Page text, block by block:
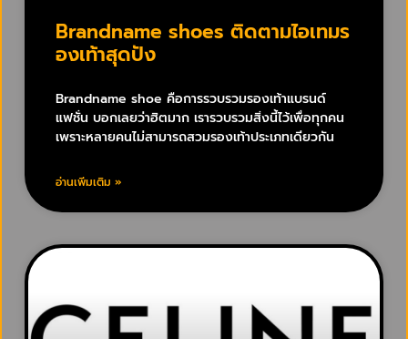
Brandname shoes ติดตามไอเทมร
องเท้าสุดปัง
Brandname shoe คือการรวบรวมรองเท้าแบรนด์
แฟชั่น บอกเลยว่าฮิตมาก เรารวบรวมสิ่งนี้ไว้เพื่อทุกคน
เพราะหลายคนไม่สามารถสวมรองเท้าประเภทเดียวกัน
อ่านเพิ่มเติม »